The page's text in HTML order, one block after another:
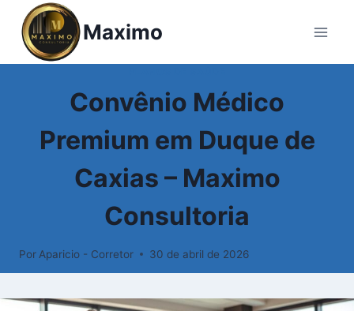
Maximo
Convênio Médico
Premium em Duque de
Caxias – Maximo
Consultoria
Por Aparicio - Corretor 30 de abril de 2026